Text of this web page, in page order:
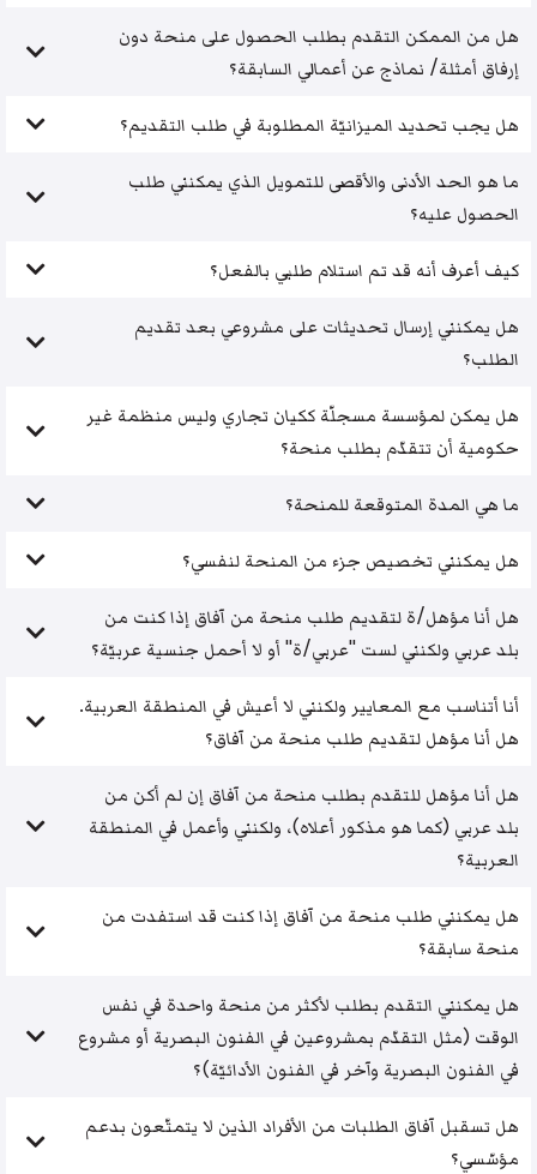
هل من الممكن التقدم بطلب الحصول على منحة دون
إرفاق أمثلة/ نماذج عن أعمالي السابقة؟
هل يجب تحديد الميزانيّة المطلوبة في طلب التقديم؟
ما هو الحد الأدنى والأقصى للتمويل الذي يمكنني طلب
الحصول عليه؟
كيف أعرف أنه قد تم استلام طلبي بالفعل؟
هل يمكنني إرسال تحديثات على مشروعي بعد تقديم
الطلب؟
هل يمكن لمؤسسة مسجلّة ككيان تجاري وليس منظمة غير
حكومية أن تتقدّم بطلب منحة؟
ما هي المدة المتوقعة للمنحة؟
هل يمكنني تخصيص جزء من المنحة لنفسي؟
هل أنا مؤهل/ة لتقديم طلب منحة من آفاق إذا كنت من
بلد عربي ولكنني لست "عربي/ة" أو لا أحمل جنسية عربيّة؟
أنا أتناسب مع المعايير ولكنني لا أعيش في المنطقة العربية.
هل أنا مؤهل لتقديم طلب منحة من آفاق؟
هل أنا مؤهل للتقدم بطلب منحة من آفاق إن لم أكن من
بلد عربي (كما هو مذكور أعلاه)، ولكنني وأعمل في المنطقة
العربية؟
هل يمكنني طلب منحة من آفاق إذا كنت قد استفدت من
منحة سابقة؟
هل يمكنني التقدم بطلب لأكثر من منحة واحدة في نفس
الوقت (مثل التقدّم بمشروعين في الفنون البصرية أو مشروع
في الفنون البصرية وآخر في الفنون الأدائيّة)؟
هل تسقبل آفاق الطلبات من الأفراد الذين لا يتمتّعون بدعم
مؤسّسي؟